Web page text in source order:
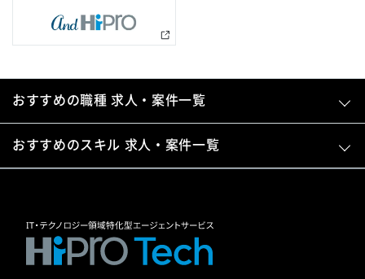
おすすめの職種 求人・案件一覧
おすすめのスキル 求人・案件一覧